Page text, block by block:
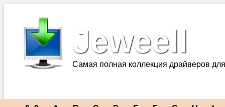
Jeweell
Самая полная коллекция драйверов